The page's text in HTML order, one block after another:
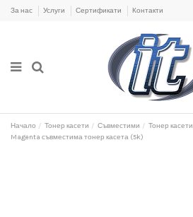
За нас Услуги Сертификати Контакти
Начало Тонер касети Съвместими Тонер касети
Magenta съвместима тонер касета (5k)